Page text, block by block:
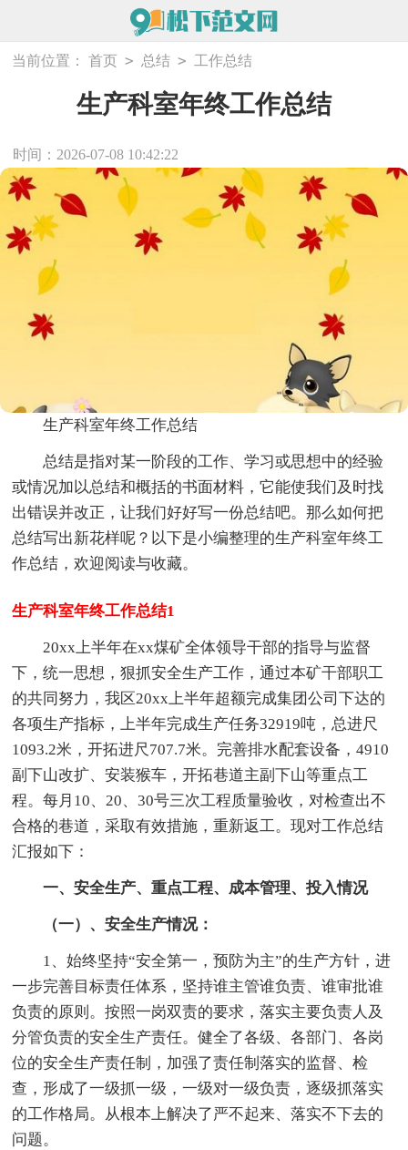
当前位置： 首页 > 总结 > 工作总结
生产科室年终工作总结
时间：2026-07-08 10:42:22
生产科室年终工作总结
总结是指对某一阶段的工作、学习或思想中的经验
或情况加以总结和概括的书面材料，它能使我们及时找
出错误并改正，让我们好好写一份总结吧。那么如何把
总结写出新花样呢？以下是小编整理的生产科室年终工
作总结，欢迎阅读与收藏。
生产科室年终工作总结1
20xx上半年在xx煤矿全体领导干部的指导与监督
下，统一思想，狠抓安全生产工作，通过本矿干部职工
的共同努力，我区20xx上半年超额完成集团公司下达的
各项生产指标，上半年完成生产任务32919吨，总进尺
1093.2米，开拓进尺707.7米。完善排水配套设备，4910
副下山改扩、安装猴车，开拓巷道主副下山等重点工
程。每月10、20、30号三次工程质量验收，对检查出不
合格的巷道，采取有效措施，重新返工。现对工作总结
汇报如下：
一、安全生产、重点工程、成本管理、投入情况
（一）、安全生产情况：
1、始终坚持“安全第一，预防为主”的生产方针，进
一步完善目标责任体系，坚持谁主管谁负责、谁审批谁
负责的原则。按照一岗双责的要求，落实主要负责人及
分管负责的安全生产责任。健全了各级、各部门、各岗
位的安全生产责任制，加强了责任制落实的监督、检
查，形成了一级抓一级，一级对一级负责，逐级抓落实
的工作格局。从根本上解决了严不起来、落实不下去的
问题。